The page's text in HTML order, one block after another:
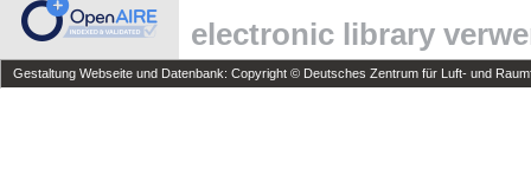
electronic library
Gestaltung Webseite und Datenbank: Copyright © Deutsches Zentrum für Luft- und